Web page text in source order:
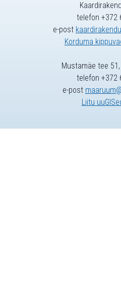
telefon +372
e-post
Korduma
Mustamäe tee
telefon +372
e-post
Liitu